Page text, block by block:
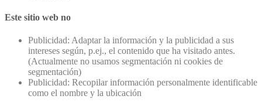
Este sitio web no
Publicidad: Adaptar la información y la publicidad a sus
intereses según, p.ej., el contenido que ha visitado antes.
(Actualmente no usamos segmentación ni cookies de
segmentación)
Publicidad: Recopilar información personalmente identificable
como el nombre y la ubicación